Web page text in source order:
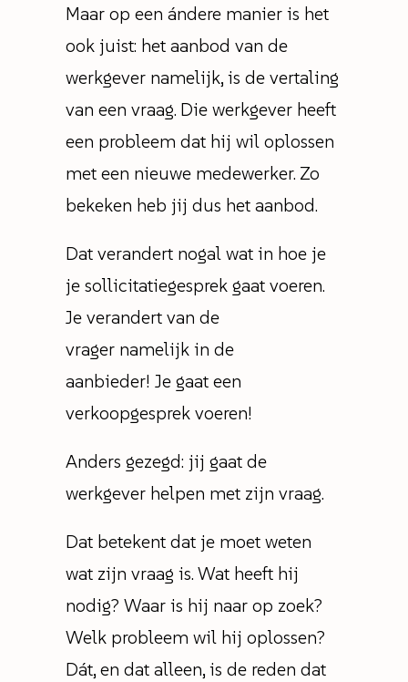
Maar op een ándere manier is het
ook juist: het aanbod van de
werkgever namelijk, is de vertaling
van een vraag. Die werkgever heeft
een probleem dat hij wil oplossen
met een nieuwe medewerker. Zo
bekeken heb jij dus het aanbod.
Dat verandert nogal wat in hoe je
je sollicitatiegesprek gaat voeren.
Je verandert van de
vrager namelijk in de
aanbieder! Je gaat een
verkoopgesprek voeren!
Anders gezegd: jij gaat de
werkgever helpen met zijn vraag.
Dat betekent dat je moet weten
wat zijn vraag is. Wat heeft hij
nodig? Waar is hij naar op zoek?
Welk probleem wil hij oplossen?
Dát, en dat alleen, is de reden dat